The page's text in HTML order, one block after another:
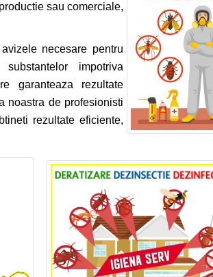
sau comerciale,
necesare pentru
impotriva
garanteaza rezultate
noastra de profesionisti
rezultate eficiente,